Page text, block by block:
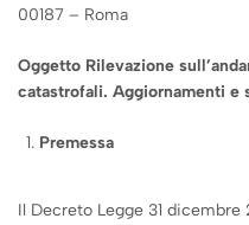
00187 – Roma
Oggetto Rilevazione
catastrofali. Aggiornamenti e
Premessa
Il Decreto Legge 31